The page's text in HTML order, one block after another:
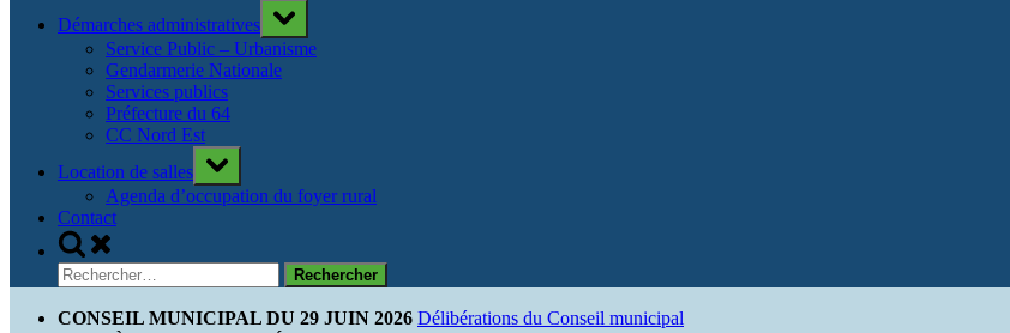
Démarches administratives
Toggle
sub-
menu
Service Public – Urbanisme
Gendarmerie Nationale
Services publics
Préfecture du 64
CC Nord Est
Location de salles
Toggle
sub-
menu
Agenda d’occupation du foyer rural
Contact
Toggle
search
form
Rechercher :
CONSEIL MUNICIPAL DU 29 JUIN 2026 Délibérations du Conseil municipal